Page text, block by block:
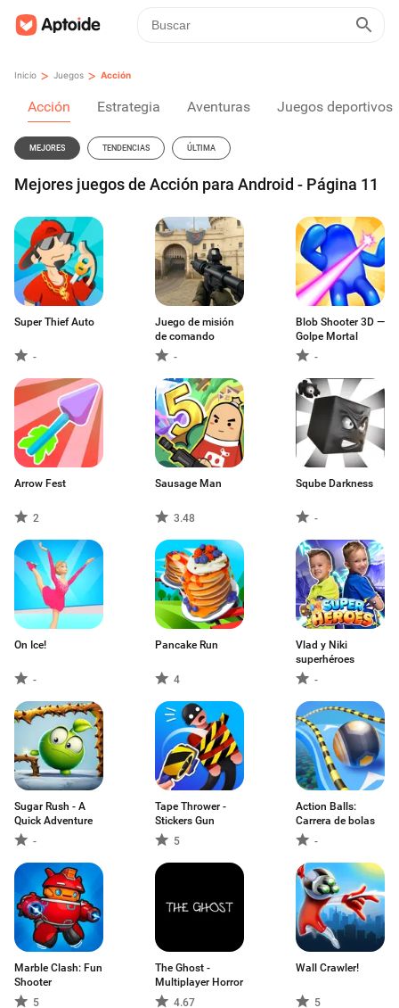
Inicio > Juegos > Acción
Acción Estrategia Aventuras Juegos deportivos
MEJORES TENDENCIAS ÚLTIMA
Mejores juegos de Acción para Android - Página 11
Super Thief Auto
-
Juego de misión
de comando
-
Blob Shooter 3D —
Golpe Mortal
-
Arrow Fest
2
Sausage Man
3.48
Sqube Darkness
-
On Ice!
-
Pancake Run
4
Vlad y Niki
superhéroes
-
Sugar Rush - A
Quick Adventure
-
Tape Thrower -
Stickers Gun
5
Action Balls:
Carrera de bolas
-
Marble Clash: Fun
Shooter
5
The Ghost -
Multiplayer Horror
4.67
Wall Crawler!
5